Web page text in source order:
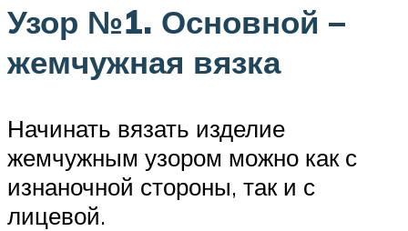
Узор №1. Основной –
жемчужная вязка
Начинать вязать изделие
жемчужным узором можно как с
изнаночной стороны, так и с
лицевой.